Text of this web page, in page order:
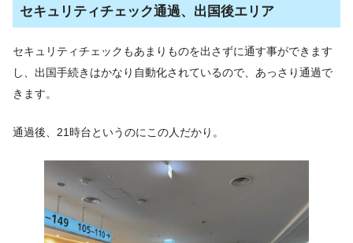
セキュリティチェック通過、出国後エリア
セキュリティチェックもあまりものを出さずに通す事ができます
し、出国手続きはかなり自動化されているので、あっさり通過で
きます。
通過後、21時台というのにこの人だかり。